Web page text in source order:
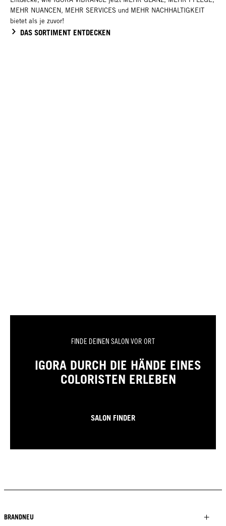
MEHR NUANCEN, MEHR SERVICES und MEHR NACHHALTIGKEIT
bietet als je zuvor!
DAS SORTIMENT ENTDECKEN
FINDE DEINEN SALON VOR ORT
IGORA DURCH DIE HÄNDE EINES
COLORISTEN ERLEBEN
SALON FINDER
BRANDNEU